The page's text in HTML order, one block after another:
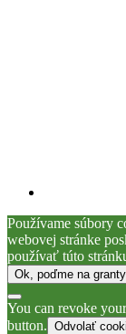
Používame súbory
webovej stránke
používať túto
Ok, poďme na granty
You can revoke
button. Odvolať